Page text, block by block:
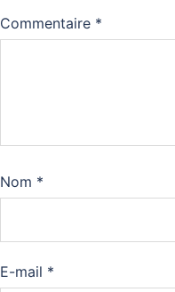
Commentaire *
Nom *
E-mail *